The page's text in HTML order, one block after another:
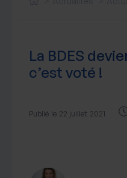
Actualités produit
Notre newsletter
Nos livres blancs
La BDES
c’est voté !
Publié le 22 juillet 2021